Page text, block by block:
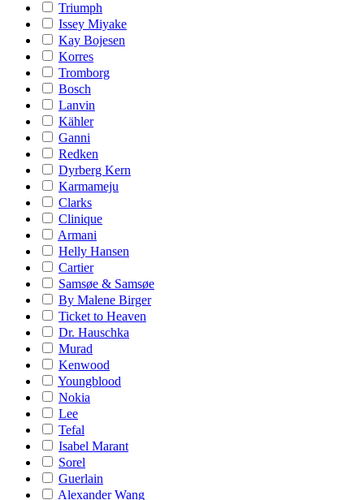
Triumph
Issey Miyake
Kay Bojesen
Korres
Tromborg
Bosch
Lanvin
Kähler
Ganni
Redken
Dyrberg Kern
Karmameju
Clarks
Clinique
Armani
Helly Hansen
Cartier
Samsøe & Samsøe
By Malene Birger
Ticket to Heaven
Dr. Hauschka
Murad
Kenwood
Youngblood
Nokia
Lee
Tefal
Isabel Marant
Sorel
Guerlain
Alexander Wang